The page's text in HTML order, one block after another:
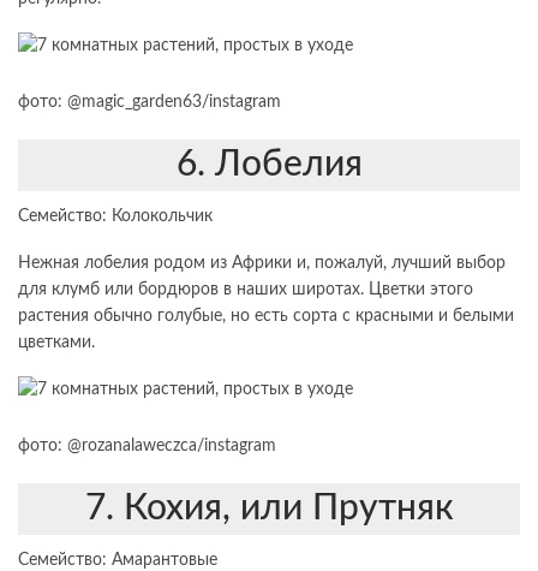
фото: @magic_garden63/instagram
6. Лобелия
Семейство: Колокольчик
Нежная лобелия родом из Африки и, пожалуй, лучший выбор
для клумб или бордюров в наших широтах. Цветки этого
растения обычно голубые, но есть сорта с красными и белыми
цветками.
фото: @rozanalaweczca/instagram
7. Кохия, или Прутняк
Семейство: Амарантовые